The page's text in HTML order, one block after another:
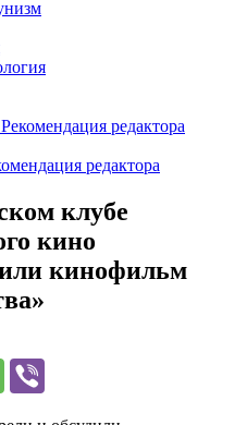
редактора
редактора
клубе
кино
кинофильм